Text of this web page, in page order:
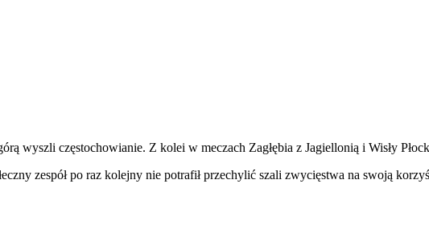
wyszli częstochowianie. Z kolei w meczach Zagłębia z Jagiellonią i Wisły
zespół po raz kolejny nie potrafił przechylić szali zwycięstwa na swoją